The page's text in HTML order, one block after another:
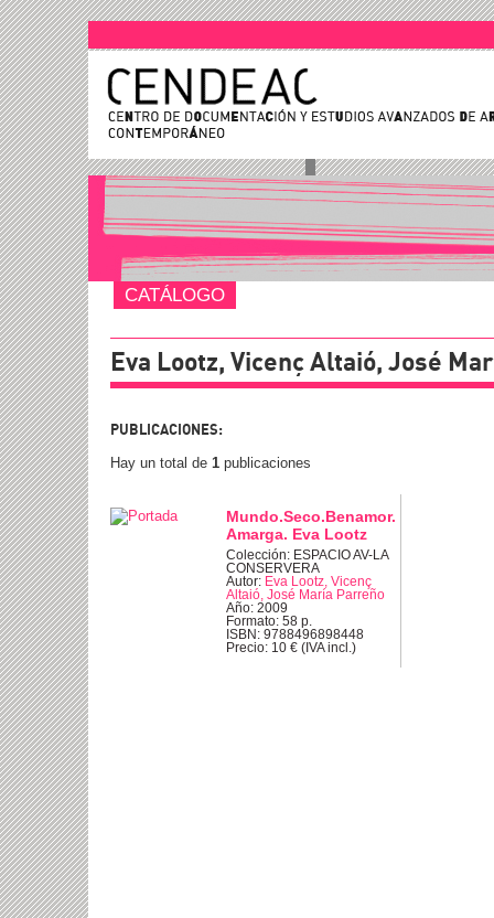
CATÁLOGO
Eva Lootz, Vicenç Altaió, José
PUBLICACIONES:
Hay un total de 1 publicaciones
Mundo.Seco.Benamor.
Amarga. Eva Lootz
Colección: ESPACIO AV-LA
CONSERVERA
Autor: Eva Lootz, Vicenç
Altaió, José María Parreño
Año: 2009
Formato: 58 p.
ISBN: 9788496898448
Precio: 10 € (IVA incl.)